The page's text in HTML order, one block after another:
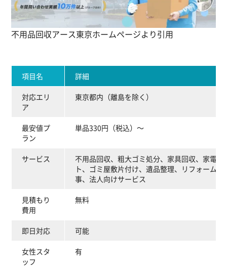
不用品回収アース東京ホームページより引用
項目名 詳細
対応エリ
ア
東京都内（離島を除く）
最安値プ
ラン
単品330円（税込）～
サービス
不用品回収、粗大ゴミ処分、家具回収、家電
ト、ゴミ屋敷片付け、遺品整理、リフォーム
事、法人向けサービス
見積もり
費用
無料
即日対応 可能
女性スタ
ッフ
有